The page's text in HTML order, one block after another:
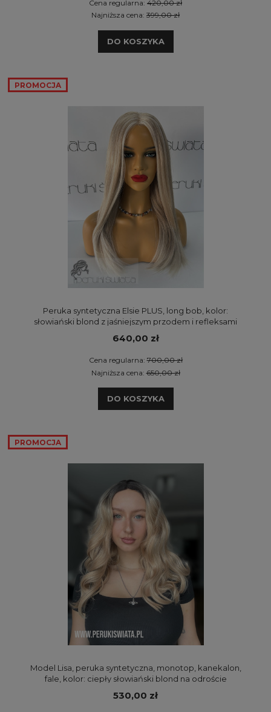
Cena regularna: 420,00 zł
Najniższa cena: 399,00 zł
DO KOSZYKA
Peruka syntetyczna Elsie PLUS, long bob, kolor:
słowiański blond z jaśniejszym przodem i refleksami
640,00 zł
Cena regularna:700,00 zł
Najniższa cena:650,00 zł
DO KOSZYKA
PROMOCJA
Model Lisa, peruka syntetyczna, monotop, kanekalon,
fale, kolor: ciepły słowiański blond na odroście
530,00 zł
PROMOCJA